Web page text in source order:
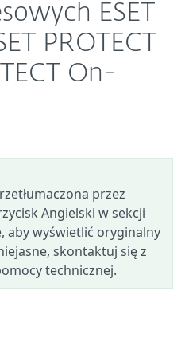
ESET
PROTECT
On-
przez
Angielski w sekcji
aby wyświetlić oryginalny
skontaktuj się z
technicznej.